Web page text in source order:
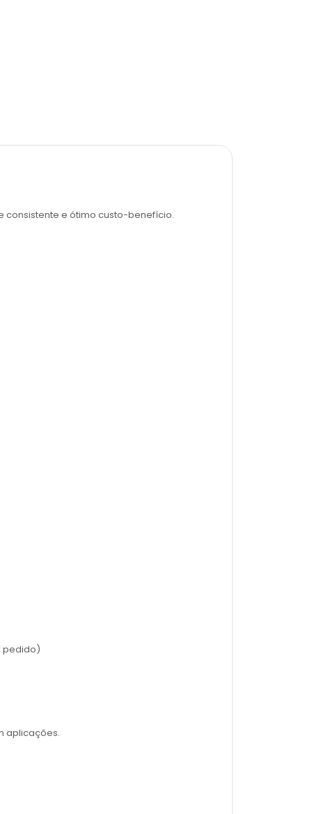
e ótimo custo-benefício.
pedido)
aplicações.